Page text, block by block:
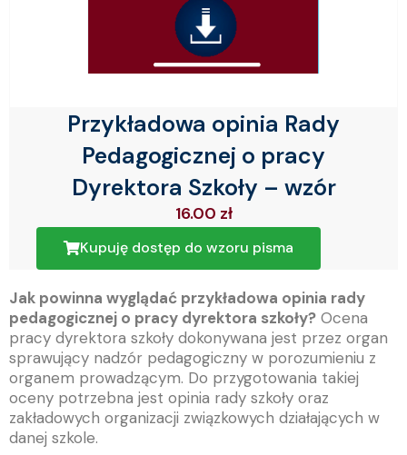
Przykładowa opinia Rady
Pedagogicznej o pracy
Dyrektora Szkoły – wzór
16.00 zł
Kupuję dostęp do wzoru pisma
Jak powinna wyglądać przykładowa opinia rady
pedagogicznej o pracy dyrektora szkoły? Ocena
pracy dyrektora szkoły dokonywana jest przez organ
sprawujący nadzór pedagogiczny w porozumieniu z
organem prowadzącym. Do przygotowania takiej
oceny potrzebna jest opinia rady szkoły oraz
zakładowych organizacji związkowych działających w
danej szkole.